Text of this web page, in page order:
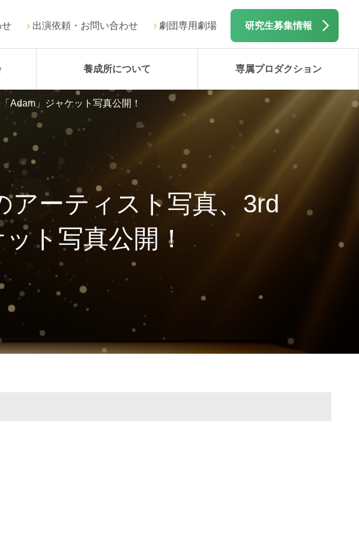
せ 出演依頼・お問い合わせ 劇団専用劇場 研究生募集情報
養成所について 専属プロダクション
アーティスト写真、3rd
ト写真公開！
Adam」ジャケット写真公開！